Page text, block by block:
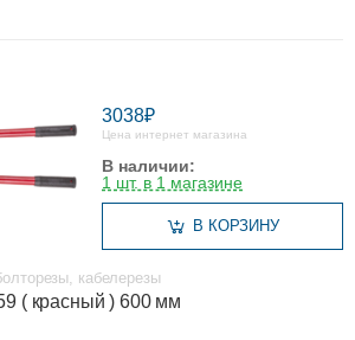
3038₽
Цена интернет магазина
В наличии:
1 шт. в 1 магазине
В КОРЗИНУ
кабелерезы
( красный ) 600 мм